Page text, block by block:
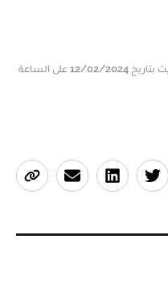
في 12/02/2024 على الساعة 19:00, تحديث بتاريخ 12/02/2024 على الساعة